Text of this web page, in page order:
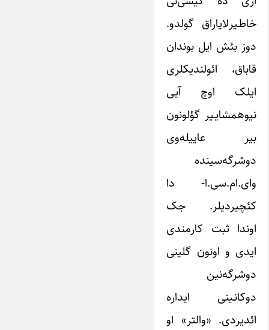
خاطـیرلایاراق گولدو.
دوز بئش ایل بوندان
قاباق، ائولندیکلری
ایلک اوچ آیی
نیوهمشایـیر گؤلونون
بیر عاییله‌وی
دوشرگه‌سینده
وای.ام.سی.ا- دا
کئچیردیلر. جک
اوندا ثبت کارمندی
ایدی و اونون گلینی
دوشرگه‌نین
دوکانـینی ایداره
ائدیردی. «والتر» او